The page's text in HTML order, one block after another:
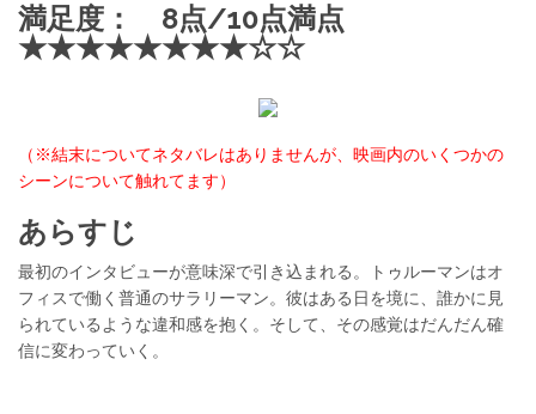
満足度： 8点/10点満点
★★★★★★★★☆☆
（※結末についてネタバレはありませんが、映画内のいくつかの
シーンについて触れてます）
あらすじ
最初のインタビューが意味深で引き込まれる。トゥルーマンはオ
フィスで働く普通のサラリーマン。彼はある日を境に、誰かに見
られているような違和感を抱く。そして、その感覚はだんだん確
信に変わっていく。